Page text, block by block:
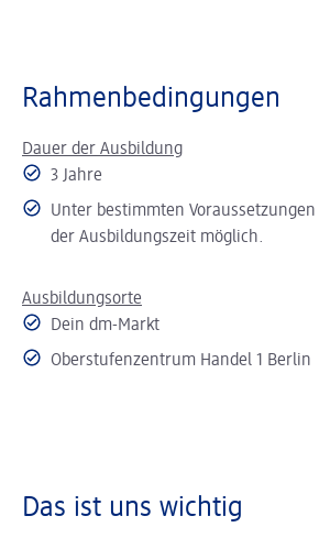
Rahmenbedingungen
Dauer der Ausbildung
3 Jahre
Unter bestimmten
der Ausbildungszeit möglich.
Ausbildungsorte
Dein dm-Markt
Oberstufenzentrum Handel 1 Berlin
Das ist uns wichtig